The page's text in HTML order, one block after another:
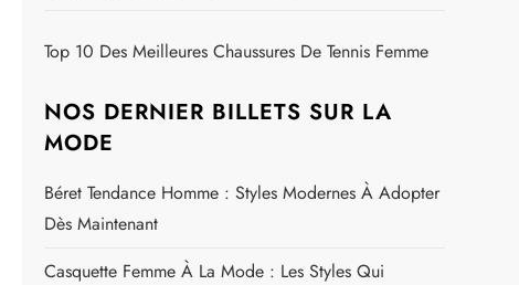
Top 10 Des Meilleures Chaussures De Tennis Femme
NOS DERNIER BILLETS SUR LA
MODE
Béret Tendance Homme : Styles Modernes À Adopter
Dès Maintenant
Casquette Femme À La Mode : Les Styles Qui